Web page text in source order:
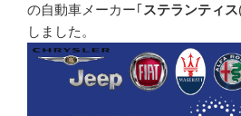
の自動車メーカー｢ステランティス
しました。